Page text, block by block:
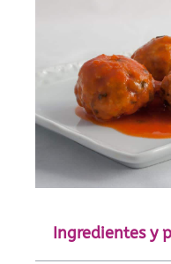
Ingredientes y